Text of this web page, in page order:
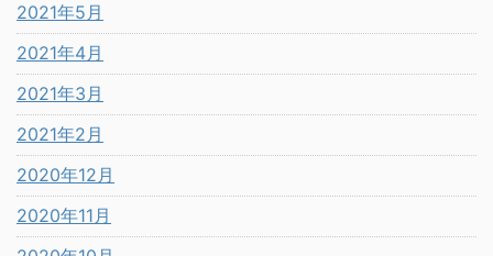
2021年5月
2021年4月
2021年3月
2021年2月
2020年12月
2020年11月